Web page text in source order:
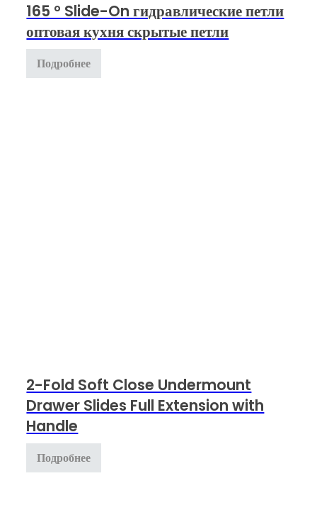
165 ° Slide-On гидравлические петли
оптовая кухня скрытые петли
Подробнее
2-Fold Soft Close Undermount
Drawer Slides Full Extension with
Handle
Подробнее